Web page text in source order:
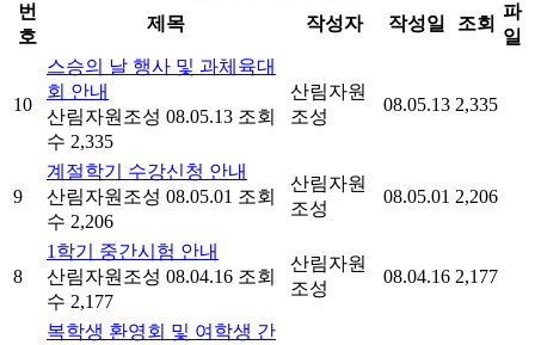
번
호
제목 작성자 작성일 조회
파
일
10
스승의 날 행사 및 과체육대
회 안내
산림자원조성 08.05.13 조회
수 2,335
산림자원
조성
08.05.13 2,335
9
계절학기 수강신청 안내
산림자원조성 08.05.01 조회
수 2,206
산림자원
조성
08.05.01 2,206
8
1학기 중간시험 안내
산림자원조성 08.04.16 조회
수 2,177
산림자원
조성
08.04.16 2,177
복학생 환영회 및 여학생 간